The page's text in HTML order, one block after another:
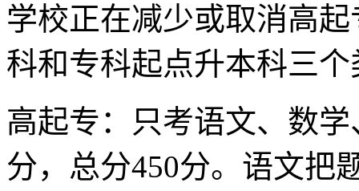
学校正在减少或取消高
科和专科起点升本科三
高起专：只考语文、数
分，总分450分。语文把